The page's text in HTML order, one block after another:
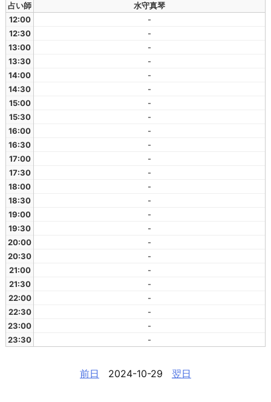
占い師
水守真琴
12:00
-
12:30
-
13:00
-
13:30
-
14:00
-
14:30
-
15:00
-
15:30
-
16:00
-
16:30
-
17:00
-
17:30
-
18:00
-
18:30
-
19:00
-
19:30
-
20:00
-
20:30
-
21:00
-
21:30
-
22:00
-
22:30
-
23:00
-
23:30
-
前日 2024-10-29 翌日